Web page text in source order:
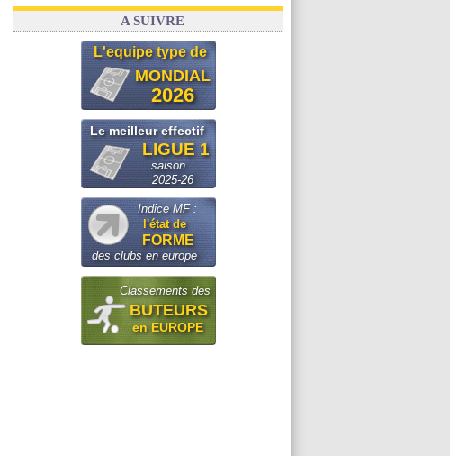
31/07 FIFA: le conseiller d'Infantino démissionne !
A SUIVRE
L'equipe type de
MONDIAL
2026
Le meilleur effectif
LIGUE 1
saison
2025-26
Indice MF :
l'état de
FORME
des clubs en europe
Classements des
BUTEURS
en EUROPE